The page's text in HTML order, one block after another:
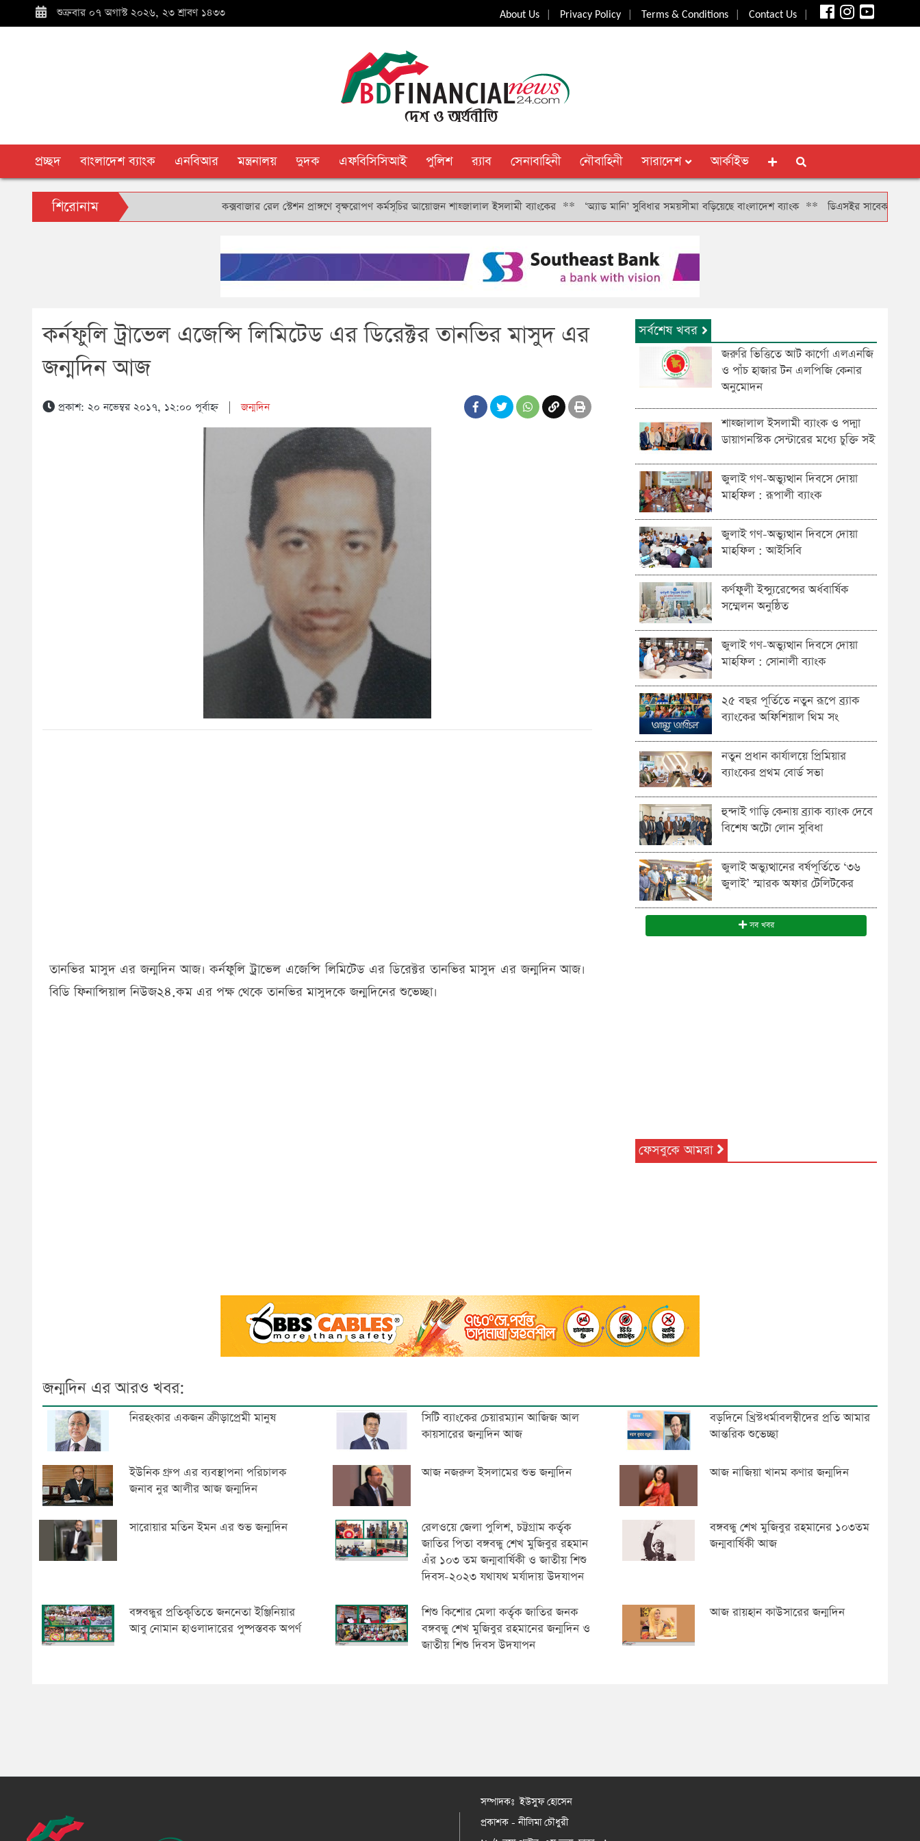
শুক্রবার ০৭ অগাস্ট ২০২৬, ২৩ শ্রাবণ ১৪৩৩ About Us| Privacy Policy| Terms & Conditions| Contact Us|
প্রচ্ছদ বাংলাদেশ ব্যাংক এনবিআর মন্ত্রনালয় দুদক এফবিসিসিআই পুলিশ র‍্যাব সেনাবাহিনী নৌবাহিনী সারাদেশ আর্কাইভ
শিরোনাম কক্সবাজার রেল স্টেশন প্রাঙ্গণে বৃক্ষরোপণ কর্মসূচির আয়োজন শাহ্জালাল ইসলামী ব্যাংকের**‘অ্যাড মানি’ সুবিধার সময়সীমা বড়িয়েছে বাংলাদেশ ব্যাংক**ডিএসইর সাবেক সিআরও খাইরুল
কর্নফুলি ট্রাভেল এজেন্সি লিমিটেড এর ডিরেক্টর তানভির মাসুদ এর
জন্মদিন আজ
প্রকাশ: ২০ নভেম্বর ২০১৭, ১২:০০ পূর্বাহ্ন|জন্মদিন
তানভির মাসুদ এর জন্মদিন আজ। কর্নফুলি ট্রাভেল এজেন্সি লিমিটেড এর ডিরেক্টর তানভির মাসুদ এর জন্মদিন আজ।
বিডি ফিনান্সিয়াল নিউজ২৪.কম এর পক্ষ থেকে তানভির মাসুদকে জন্মদিনের শুভেচ্ছা।
সর্বশেষ খবর
জরুরি ভিত্তিতে আট কার্গো এলএনজি
ও পাঁচ হাজার টন এলপিজি কেনার
অনুমোদন
শাহ্জালাল ইসলামী ব্যাংক ও পদ্মা
ডায়াগনস্টিক সেন্টারের মধ্যে চুক্তি সই
জুলাই গণ-অভ্যুত্থান দিবসে দোয়া
মাহফিল : রূপালী ব্যাংক
জুলাই গণ-অভ্যুত্থান দিবসে দোয়া
মাহফিল : আইসিবি
কর্ণফুলী ইন্স্যুরেন্সের অর্ধবার্ষিক
সম্মেলন অনুষ্ঠিত
জুলাই গণ-অভ্যুত্থান দিবসে দোয়া
মাহফিল : সোনালী ব্যাংক
২৫ বছর পূর্তিতে নতুন রূপে ব্র্যাক
ব্যাংকের অফিশিয়াল থিম সং
নতুন প্রধান কার্যালয়ে প্রিমিয়ার
ব্যাংকের প্রথম বোর্ড সভা
হুন্দাই গাড়ি কেনায় ব্র্যাক ব্যাংক দেবে
বিশেষ অটো লোন সুবিধা
জুলাই অভ্যুত্থানের বর্ষপূর্তিতে ‘৩৬
জুলাই’ স্মারক অফার টেলিটকের
সব খবর
ফেসবুকে আমরা
জন্মদিন এর আরও খবর:
নিরহংকার একজন ক্রীড়াপ্রেমী মানুষ
সিটি ব্যাংকের চেয়ারম্যান আজিজ আল
কায়সারের জন্মদিন আজ
বড়দিনে খ্রিস্টধর্মাবলম্বীদের প্রতি আমার
আন্তরিক শুভেচ্ছা
ইউনিক গ্রুপ এর ব্যবস্থাপনা পরিচালক
জনাব নুর আলীর আজ জন্মদিন
আজ নজরুল ইসলামের শুভ জন্মদিন আজ নাজিয়া খানম কণার জন্মদিন
সারোয়ার মতিন ইমন এর শুভ জন্মদিন
রেলওয়ে জেলা পুলিশ, চট্টগ্রাম কর্তৃক
জাতির পিতা বঙ্গবন্ধু শেখ মুজিবুর রহমান
এঁর ১০৩ তম জন্মবার্ষিকী ও জাতীয় শিশু
দিবস-২০২৩ যথাযথ মর্যাদায় উদযাপন
বঙ্গবন্ধু শেখ মুজিবুর রহমানের ১০৩তম
জন্মবার্ষিকী আজ
বঙ্গবন্ধুর প্রতিকৃতিতে জননেতা ইঞ্জিনিয়ার
আবু নোমান হাওলাদারের পুষ্পস্তবক অপর্ণ
শিশু কিশোর মেলা কর্তৃক জাতির জনক
বঙ্গবন্ধু শেখ মুজিবুর রহমানের জন্মদিন ও
জাতীয় শিশু দিবস উদযাপন
আজ রায়হান কাউসারের জন্মদিন
সম্পাদকঃ ইউসুফ হোসেন
প্রকাশক - নীলিমা চৌধুরী